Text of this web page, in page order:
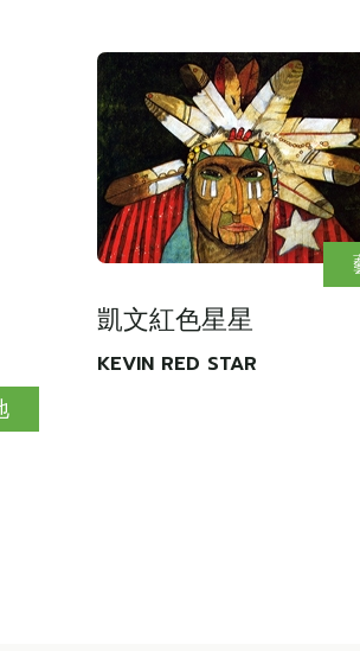
凱文紅色星星
KEVIN RED STAR